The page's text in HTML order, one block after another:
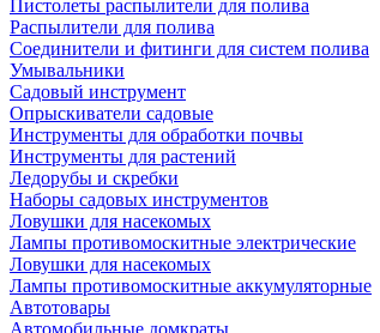
Пистолеты распылители для полива
Распылители для полива
Соединители и фитинги для систем полива
Умывальники
Садовый инструмент
Опрыскиватели садовые
Инструменты для обработки почвы
Инструменты для растений
Ледорубы и скребки
Наборы садовых инструментов
Ловушки для насекомых
Лампы противомоскитные электрические
Ловушки для насекомых
Лампы противомоскитные аккумуляторные
Автотовары
Автомобильные домкраты